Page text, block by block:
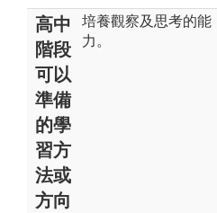
高中
階段
可以
準備
的學
習方
法或
方向
培養觀察及思考的能
力。